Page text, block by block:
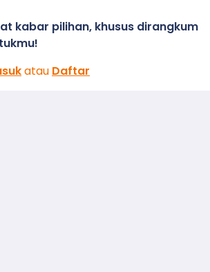
kabar pilihan, khusus dirangkum
atau Daftar